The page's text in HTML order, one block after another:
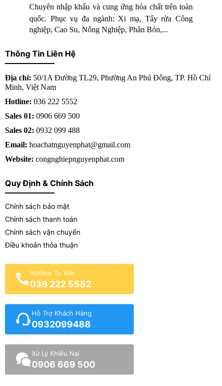
Chuyên nhập khẩu và cung ứng hóa chất trên toàn
quốc. Phục vụ đa ngành: Xi mạ, Tẩy rửa Công
nghiệp, Cao Su, Nông Nghiệp, Phân Bón,...
Thông Tin Liên Hệ
Địa chỉ: 50/1A Đường TL29, Phường An Phú Đông, TP. Hồ Chí
Minh, Việt Nam
Hotline: 036 222 5552
Sales 01: 0906 669 500
Sales 02: 0932 099 488
Email: hoachatnguyenphat@gmail.com
Website: congnghiepnguyenphat.com
Quy Định & Chính Sách
Chính sách bảo mật
Chính sách thanh toán
Chính sách vận chuyển
Điều khoản thỏa thuận
Hotline Tư Vấn
036 222 5552
Hỗ Trợ Khách Hàng
0932099488
Xử Lý Khiếu Nại
0906 669 500